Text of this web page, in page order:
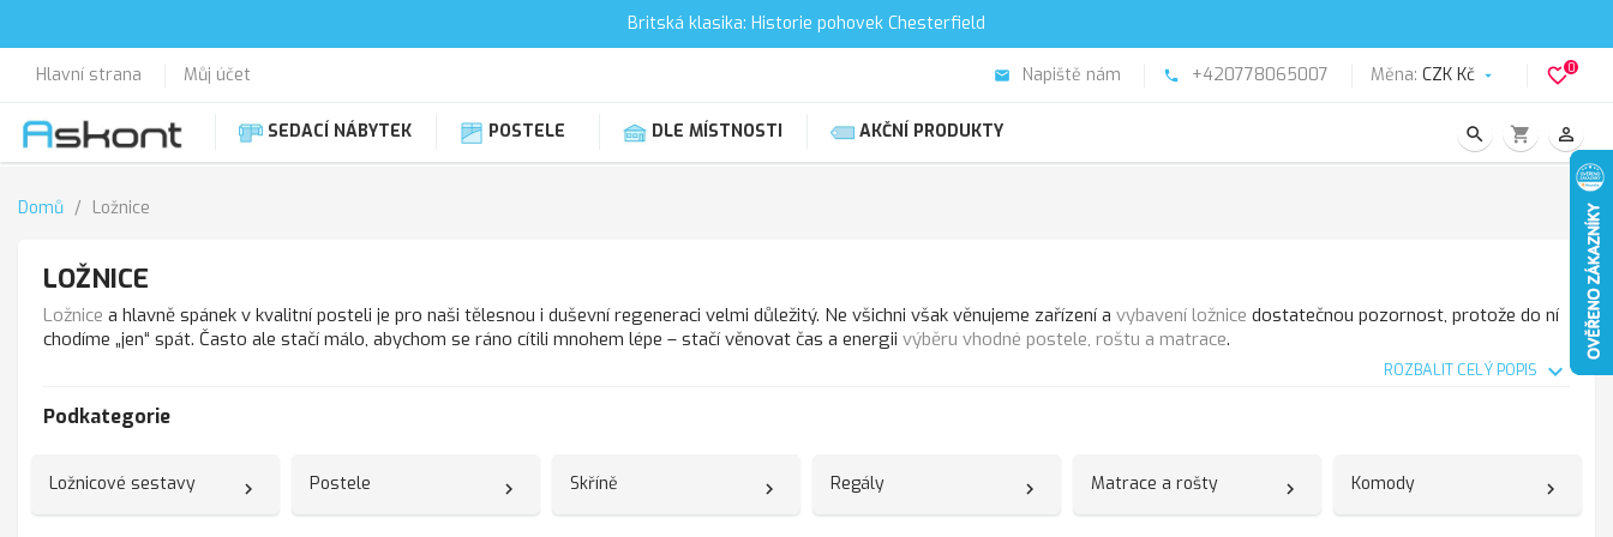
Britská klasika: Historie pohovek Chesterfield
Hlavní strana Můj účet email Napiště nám phone +420778065007 Měna: CZK Kč  favorite_border0
SEDACÍ NÁBYTEK POSTELE DLE MÍSTNOSTI AKČNÍ PRODUKTY search shopping_cart person_outline
Domů Ložnice
LOŽNICE
Ložnice a hlavně spánek v kvalitní posteli je pro naši tělesnou i duševní regeneraci velmi důležitý. Ne všichni však věnujeme zařízení a vybavení ložnice dostatečnou pozornost, protože do ní
chodíme „jen“ spát. Často ale stačí málo, abychom se ráno cítili mnohem lépe – stačí věnovat čas a energii výběru vhodné postele, roštu a matrace.
ROZBALIT CELÝ POPIS expand_more
Podkategorie
Ložnicové sestavy Postele Skříně Regály Matrace a rošty Komody